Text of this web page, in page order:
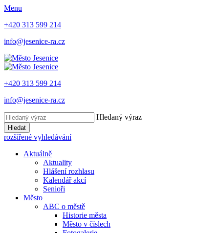
Menu
+420 313 599 214
info@jesenice-ra.cz
+420 313 599 214
info@jesenice-ra.cz
Hledaný výraz
Hledat
rozšířené vyhledávání
Aktuálně
Aktuality
Hlášení rozhlasu
Kalendář akcí
Senioři
Město
ABC o městě
Historie města
Město v číslech